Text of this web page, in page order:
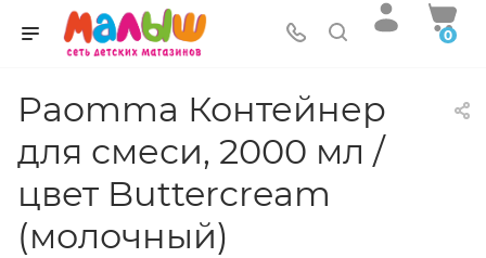
0
Paomma Контейнер
для смеси, 2000 мл /
цвет Buttercream
(молочный)